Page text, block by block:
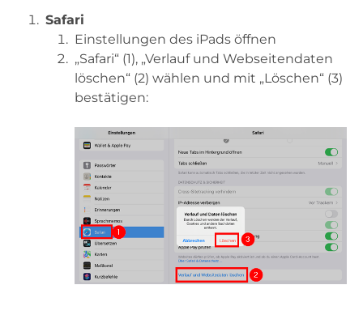
Safari
Einstellungen des iPads öffnen
„Safari“ (1), „Verlauf und Webseitendaten
löschen“ (2) wählen und mit „Löschen“ (3)
bestätigen: